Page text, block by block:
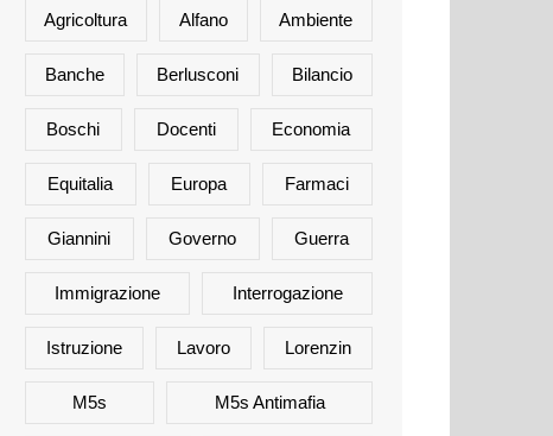
Agricoltura Alfano Ambiente
Banche Berlusconi Bilancio
Boschi Docenti Economia
Equitalia Europa Farmaci
Giannini Governo Guerra
Immigrazione Interrogazione
Istruzione Lavoro Lorenzin
M5s M5s Antimafia